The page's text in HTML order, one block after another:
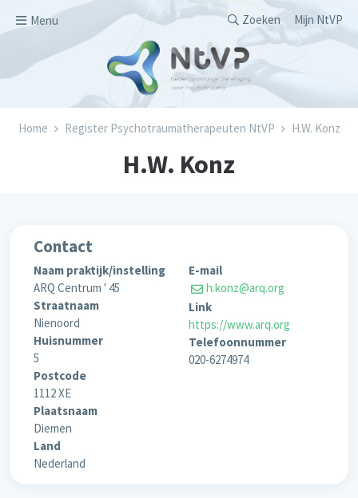
Menu
Secondary
Zoeken Mijn NtVP
Kruimelpad
Home Register Psychotraumatherapeuten NtVP H.W. Konz
H.W. Konz
Contact
Naam praktijk/instelling
ARQ Centrum ' 45
Straatnaam
Nienoord
Huisnummer
5
Postcode
1112 XE
Plaatsnaam
Diemen
Land
Nederland
E-mail
h.konz@arq.org
Link
https://www.arq.org
Telefoonnummer
020-6274974